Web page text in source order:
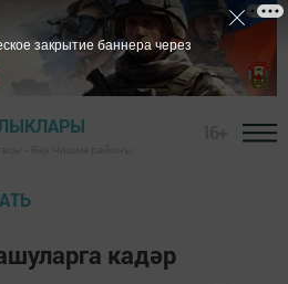
кадәр
закрытие баннера через